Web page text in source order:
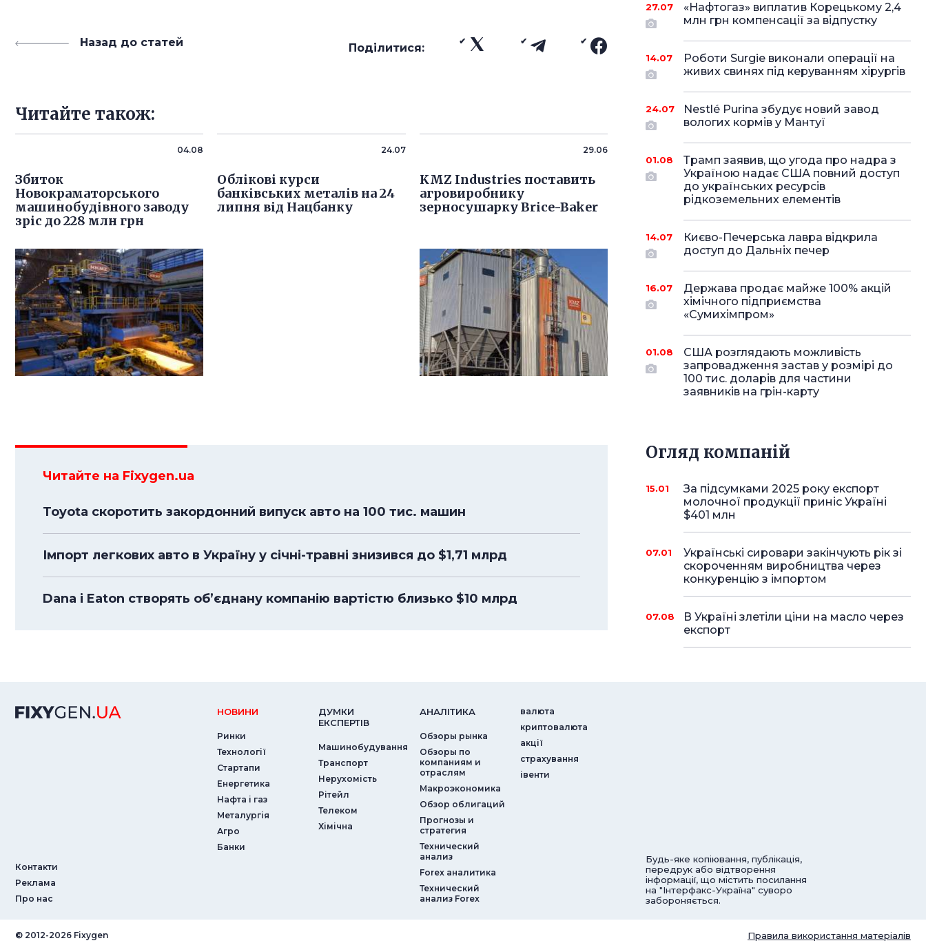
Назад до статей Поділитися:
Читайте також:
04.08
Збиток
Новокраматорського
машинобудівного заводу
зріс до 228 млн грн
24.07
Облікові курси
банківських металів на 24
липня від Нацбанку
29.06
KMZ Industries поставить
агровиробнику
зерносушарку Brice-Baker
Читайте на Fixygen.ua
Toyota скоротить закордонний випуск авто на 100 тис. машин
Імпорт легкових авто в Україну у січні-травні знизився до $1,71 млрд
Dana і Eaton створять об’єднану компанію вартістю близько $10 млрд
27.07
«Нафтогаз» виплатив Корецькому 2,4
млн грн компенсації за відпустку
14.07
Роботи Surgie виконали операції на
живих свинях під керуванням хірургів
24.07
Nestlé Purina збудує новий завод
вологих кормів у Мантуї
01.08
Трамп заявив, що угода про надра з
Україною надає США повний доступ
до українських ресурсів
рідкоземельних елементів
14.07
Києво-Печерська лавра відкрила
доступ до Дальніх печер
16.07
Держава продає майже 100% акцій
хімічного підприємства
«Сумихімпром»
01.08
США розглядають можливість
запровадження застав у розмірі до
100 тис. доларів для частини
заявників на грін-карту
Огляд компаній
15.01
За підсумками 2025 року експорт
молочної продукції приніс Україні
$401 млн
07.01
Українські сировари закінчують рік зі
скороченням виробництва через
конкуренцію з імпортом
07.08
В Україні злетіли ціни на масло через
експорт
Контакти
Реклама
Про нас
НОВИНИ
Ринки
Технології
Стартапи
Енергетика
Нафта і газ
Металургія
Агро
Банки
ДУМКИ
ЕКСПЕРТIВ
Машинобудування
Транспорт
Нерухомість
Рітейл
Телеком
Хімічна
АНАЛIТИКА
Обзоры рынка
Обзоры по
компаниям и
отраслям
Макроэкономика
Обзор облигаций
Прогнозы и
стратегия
Технический
анализ
Forex аналитика
Технический
анализ Forex
валюта
криптовалюта
акції
страхування
iвенти
Будь-яке копіювання, публікація,
передрук або відтворення
інформації, що містить посилання
на "Інтерфакс-Україна" суворо
забороняється.
© ‎2012-2026 Fixygen Правила використання матеріалів